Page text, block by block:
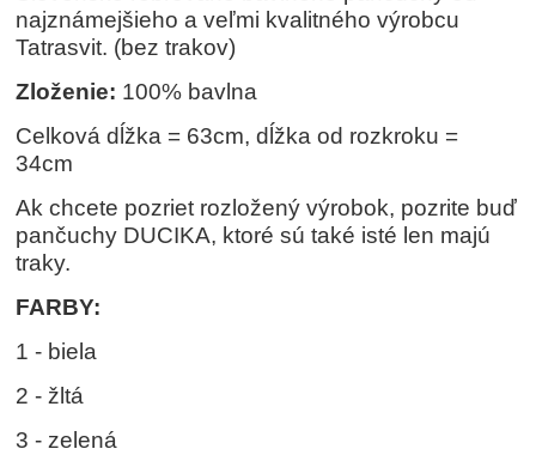
najznámejšieho a veľmi kvalitného výrobcu
Tatrasvit. (bez trakov)
Zloženie: 100% bavlna
Celková dĺžka = 63cm, dĺžka od rozkroku =
34cm
Ak chcete pozriet rozložený výrobok, pozrite buď
pančuchy DUCIKA, ktoré sú také isté len majú
traky.
FARBY:
1 - biela
2 - žltá
3 - zelená